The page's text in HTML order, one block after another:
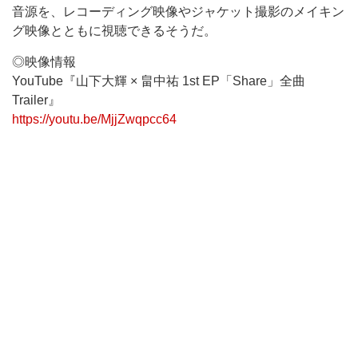
音源を、レコーディング映像やジャケット撮影のメイキン
グ映像とともに視聴できるそうだ。
◎映像情報
YouTube『山下大輝 × 畠中祐 1st EP「Share」全曲
Trailer』
https://youtu.be/MjjZwqpcc64